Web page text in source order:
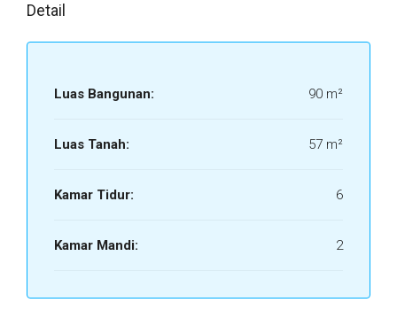
Detail
Luas Bangunan: 90 m²
Luas Tanah: 57 m²
Kamar Tidur: 6
Kamar Mandi: 2